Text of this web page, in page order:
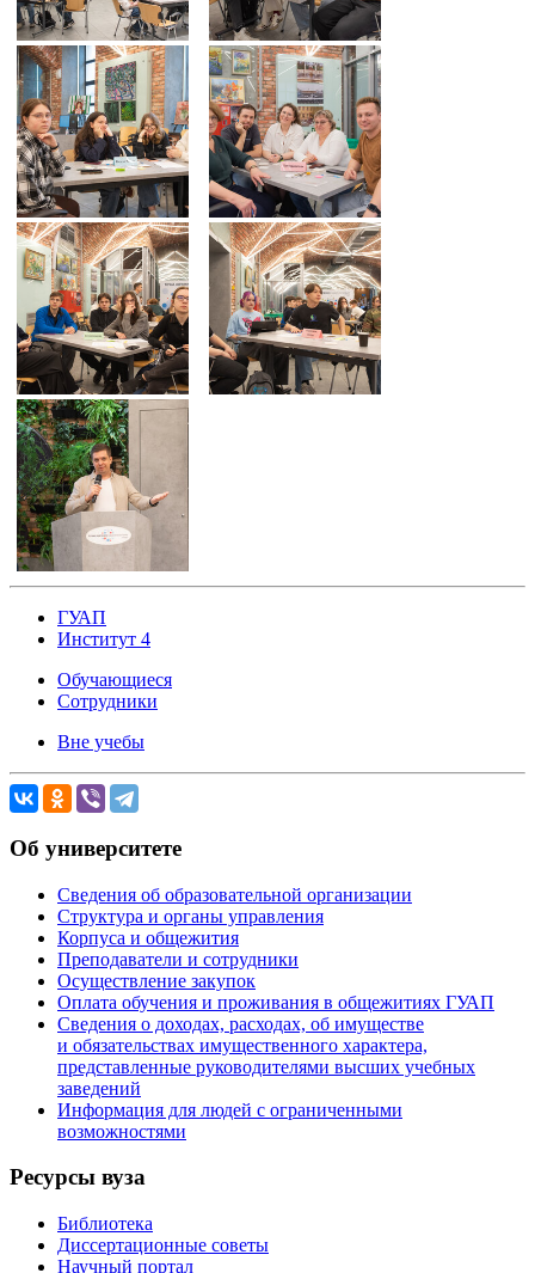
ГУАП
Институт 4
Обучающиеся
Сотрудники
Вне учебы
Об университете
Сведения об образовательной организации
Структура и органы управления
Корпуса и общежития
Преподаватели и сотрудники
Осуществление закупок
Оплата обучения и проживания в общежитиях ГУАП
Сведения о доходах, расходах, об имуществе
и обязательствах имущественного характера,
представленные руководителями высших учебных
заведений
Информация для людей с ограниченными
возможностями
Ресурсы вуза
Библиотека
Диссертационные советы
Научный портал